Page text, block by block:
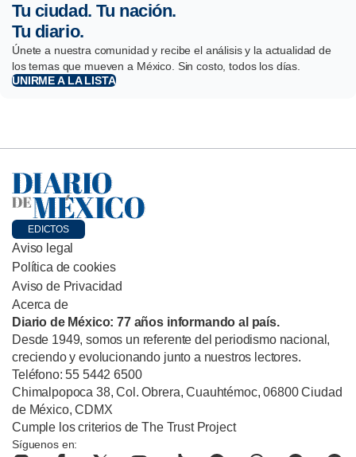
Tu ciudad. Tu nación.
Tu diario.
Únete a nuestra comunidad y recibe el análisis y la actualidad de
los temas que mueven a México. Sin costo, todos los días.
UNIRME A LA LISTA
EDICTOS
Aviso legal
Política de cookies
Aviso de Privacidad
Acerca de
Diario de México: 77 años informando al país.
Desde 1949, somos un referente del periodismo nacional,
creciendo y evolucionando junto a nuestros lectores.
Teléfono: 55 5442 6500
Chimalpopoca 38, Col. Obrera, Cuauhtémoc, 06800 Ciudad
de México, CDMX
Cumple los criterios de The Trust Project
Síguenos en: